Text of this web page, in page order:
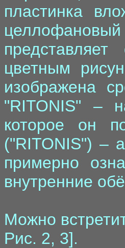
пластинка
цветным
изображена
"RITONIS" –
которое он
("RITONIS") –
примерно
внутренние
Можно
Рис. 2, 3].